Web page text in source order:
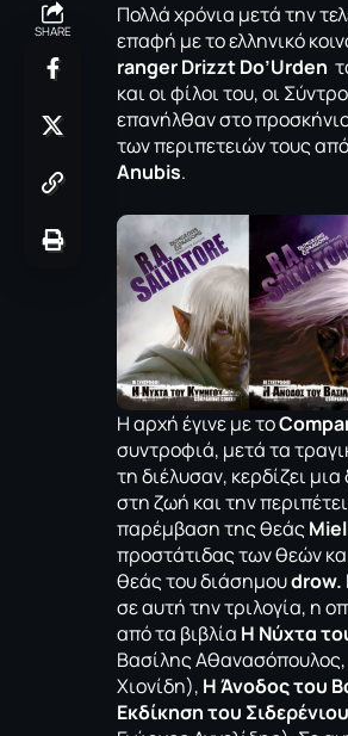
SHARE
Πολλά χρόνια μετά την
επαφή με το ελληνικό
rangerDrizzt Do’Urden
και οι φίλοι του, οι
επανήλθαν στο
των περιπετειών τους
Anubis.
Η αρχή έγινε με το
συντροφιά, μετά τα
τη διέλυσαν, κερδίζει
στη ζωή και την
παρέμβαση της θεάς
προστάτιδας των θεών
θεάς του διάσημουdrow.
σε αυτή την τριλογία, η
από τα βιβλία Η Νύχτα
Βασίλης Αθανασόπουλος,
Χιονίδη), Η Άνοδος του
Εκδίκηση του